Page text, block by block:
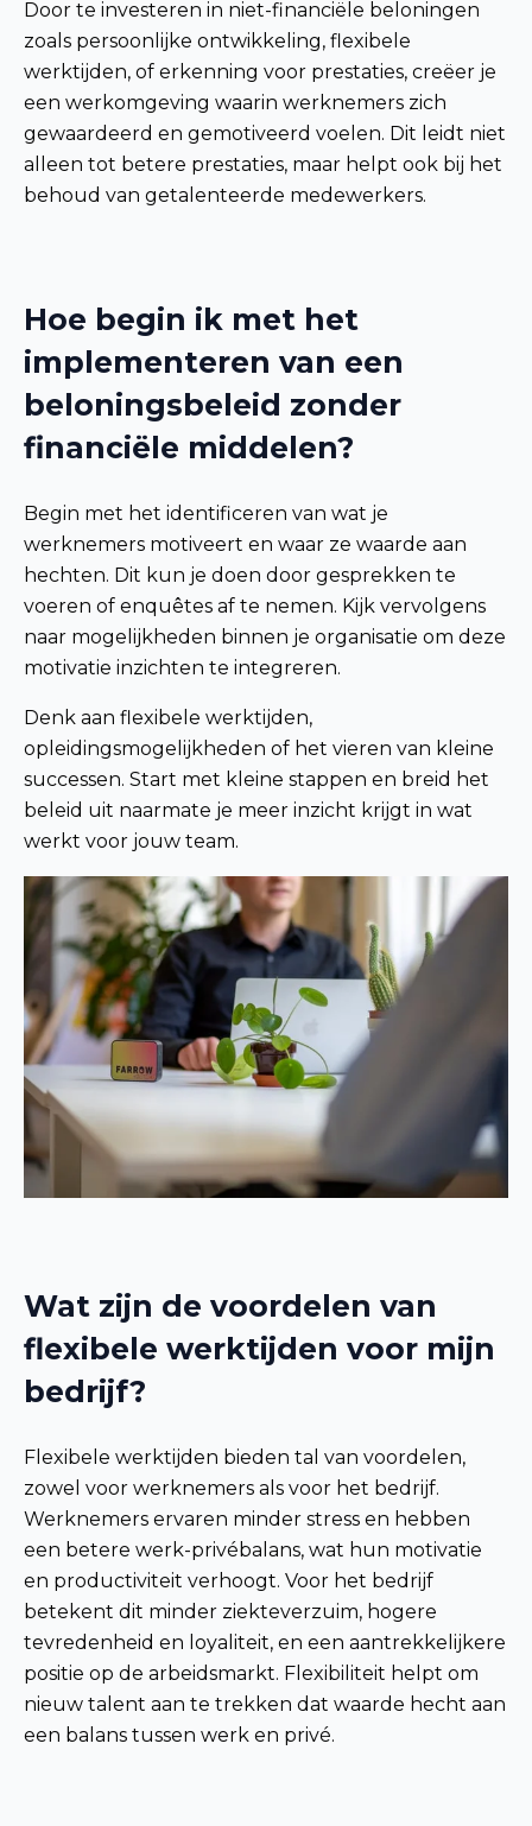
Door te investeren in niet-financiële beloningen
zoals persoonlijke ontwikkeling, flexibele
werktijden, of erkenning voor prestaties, creëer je
een werkomgeving waarin werknemers zich
gewaardeerd en gemotiveerd voelen. Dit leidt niet
alleen tot betere prestaties, maar helpt ook bij het
behoud van getalenteerde medewerkers.
Hoe begin ik met het
implementeren van een
beloningsbeleid zonder
financiële middelen?
Begin met het identificeren van wat je
werknemers motiveert en waar ze waarde aan
hechten. Dit kun je doen door gesprekken te
voeren of enquêtes af te nemen. Kijk vervolgens
naar mogelijkheden binnen je organisatie om deze
motivatie inzichten te integreren.
Denk aan flexibele werktijden,
opleidingsmogelijkheden of het vieren van kleine
successen. Start met kleine stappen en breid het
beleid uit naarmate je meer inzicht krijgt in wat
werkt voor jouw team.
Wat zijn de voordelen van
flexibele werktijden voor mijn
bedrijf?
Flexibele werktijden bieden tal van voordelen,
zowel voor werknemers als voor het bedrijf.
Werknemers ervaren minder stress en hebben
een betere werk-privébalans, wat hun motivatie
en productiviteit verhoogt. Voor het bedrijf
betekent dit minder ziekteverzuim, hogere
tevredenheid en loyaliteit, en een aantrekkelijkere
positie op de arbeidsmarkt. Flexibiliteit helpt om
nieuw talent aan te trekken dat waarde hecht aan
een balans tussen werk en privé.